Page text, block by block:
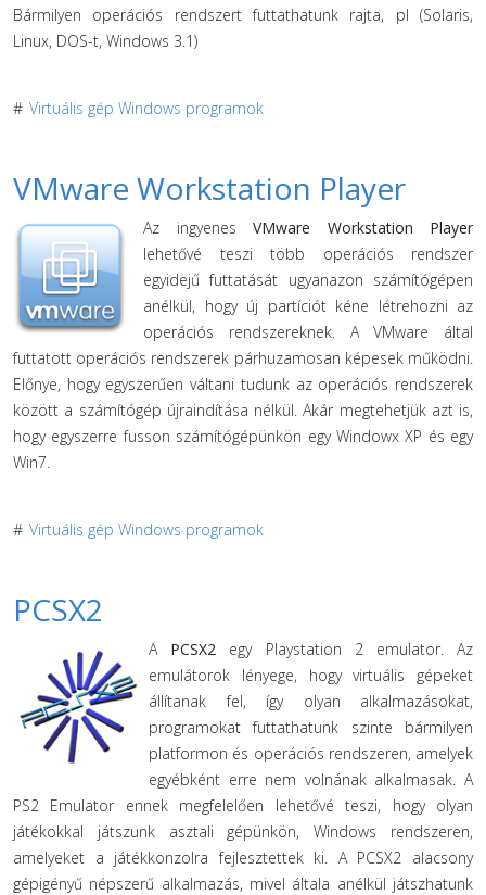
Bármilyen operációs rendszert futtathatunk rajta, pl (Solaris,
Linux, DOS-t, Windows 3.1)
# Virtuális gép Windows programok
VMware Workstation Player
Az ingyenes VMware Workstation Player
lehetővé teszi több operációs rendszer
egyidejű futtatását ugyanazon számítógépen
anélkül, hogy új partíciót kéne létrehozni az
operációs rendszereknek. A VMware által
futtatott operációs rendszerek párhuzamosan képesek működni.
Előnye, hogy egyszerűen váltani tudunk az operációs rendszerek
között a számítógép újraindítása nélkül. Akár megtehetjük azt is,
hogy egyszerre fusson számítógépünkön egy Windowx XP és egy
Win7.
# Virtuális gép Windows programok
PCSX2
A PCSX2 egy Playstation 2 emulator. Az
emulátorok lényege, hogy virtuális gépeket
állítanak fel, így olyan alkalmazásokat,
programokat futtathatunk szinte bármilyen
platformon és operációs rendszeren, amelyek
egyébként erre nem volnának alkalmasak. A
PS2 Emulator ennek megfelelően lehetővé teszi, hogy olyan
játékokkal játszunk asztali gépünkön, Windows rendszeren,
amelyeket a játékkonzolra fejlesztettek ki. A PCSX2 alacsony
gépigényű népszerű alkalmazás, mivel általa anélkül játszhatunk